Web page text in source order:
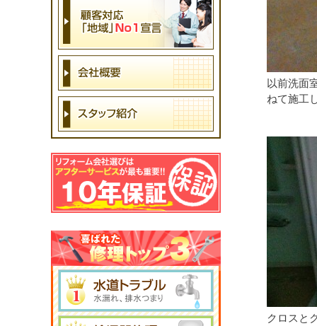
以前洗面
ねて施工
クロスと